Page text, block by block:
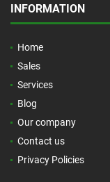
INFORMATION
Home
Sales
Services
Blog
Our company
Contact us
Privacy Policies